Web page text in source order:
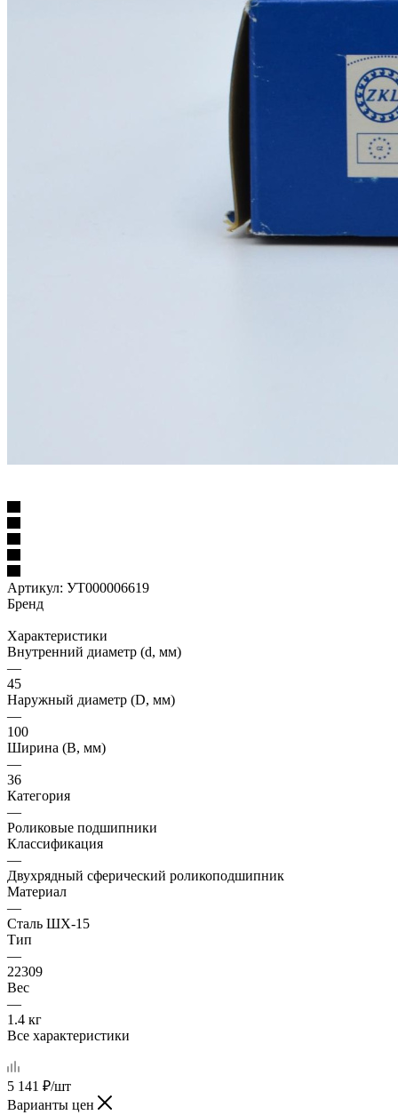
Артикул: УТ000006619
Бренд
Характеристики
Внутренний диаметр (d, мм)
—
45
Наружный диаметр (D, мм)
—
100
Ширина (B, мм)
—
36
Категория
—
Роликовые подшипники
Классификация
—
Двухрядный сферический роликоподшипник
Материал
—
Сталь ШХ-15
Тип
—
22309
Вес
—
1.4 кг
Все характеристики
5 141 ₽/шт
Варианты цен